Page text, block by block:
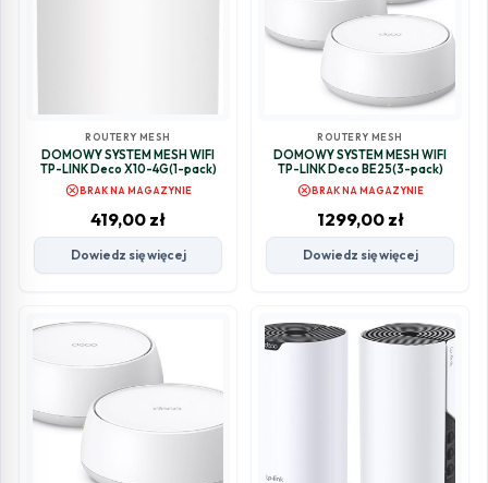
ROUTERY MESH
DOMOWY SYSTEM MESH WIFI
TP-LINK Deco X10-4G(1-pack)
cancelBRAK NA MAGAZYNIE
419,00 zł
Dowiedz się więcej
ROUTERY MESH
DOMOWY SYSTEM MESH WIFI
TP-LINK Deco BE25(3-pack)
cancelBRAK NA MAGAZYNIE
1299,00 zł
Dowiedz się więcej